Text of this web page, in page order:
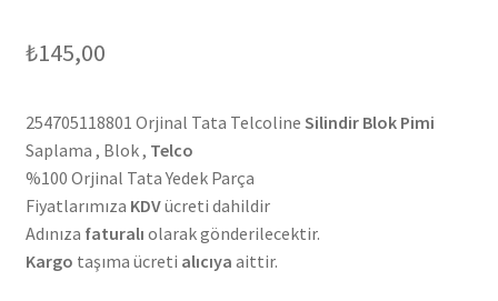
₺145,00
254705118801 Orjinal Tata Telcoline Silindir Blok Pimi
Saplama , Blok , Telco
%100 Orjinal Tata Yedek Parça
Fiyatlarımıza KDVücreti dahildir
Adınıza faturalı olarak gönderilecektir.
Kargo taşıma ücreti alıcıya aittir.